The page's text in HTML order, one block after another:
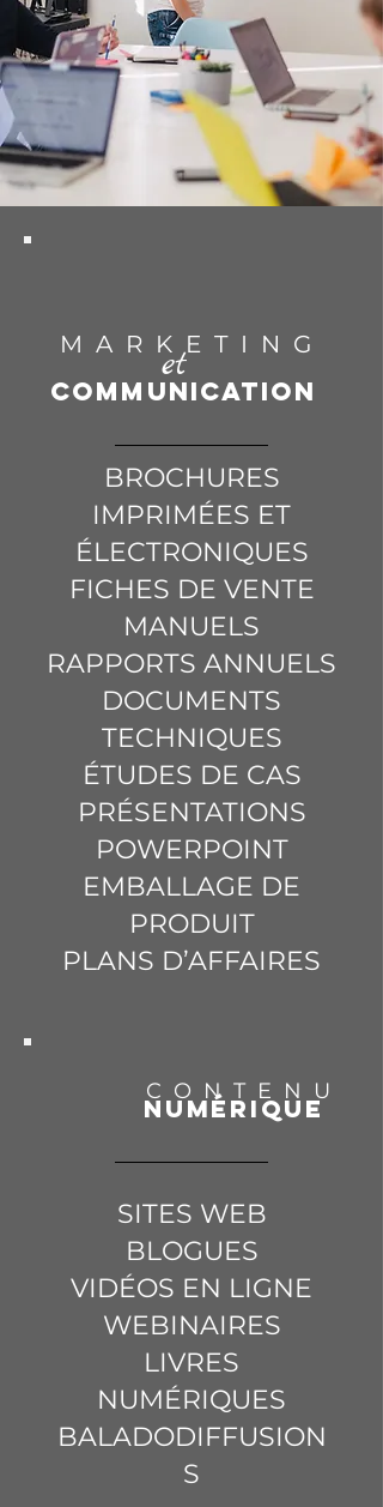
MARKETING
COMMUNICATION
et
BROCHURES
IMPRIMÉES ET
ÉLECTRONIQUES
FICHES DE VENTE
MANUELS
RAPPORTS ANNUELS
DOCUMENTS
TECHNIQUES
ÉTUDES DE CAS
PRÉSENTATIONS
POWERPOINT
EMBALLAGE DE
PRODUIT
PLANS D’AFFAIRES
CONTENU
NUMÉRIQUE
SITES WEB
BLOGUES
VIDÉOS EN LIGNE
WEBINAIRES
LIVRES
NUMÉRIQUES
BALADODIFFUSION
S